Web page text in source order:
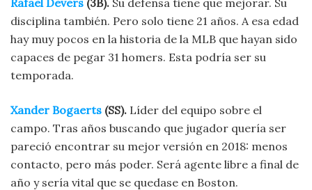
disciplina también. Pero solo tiene 21 años. A esa edad
hay muy pocos en la historia de la MLB que hayan sido
capaces de pegar 31 homers. Esta podría ser su
temporada.
Xander Bogaerts (SS). Líder del equipo sobre el
campo. Tras años buscando que jugador quería ser
pareció encontrar su mejor versión en 2018: menos
contacto, pero más poder. Será agente libre a final de
año y sería vital que se quedase en Boston.